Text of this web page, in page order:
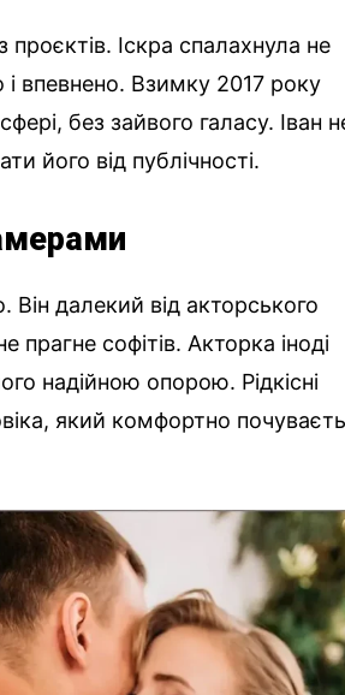
Іскра спалахнула не
впевнено. Взимку 2017 року
без зайвого галасу. Іван
його від публічності.
далекий від акторського
софітів. Акторка іноді
надійною опорою. Рідкісні
який комфортно